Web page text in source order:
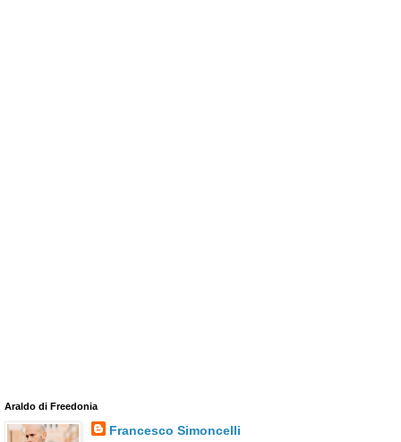
Araldo di Freedonia
Francesco Simoncelli